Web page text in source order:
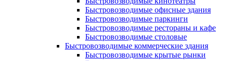
Быстровозводимые офисные здания
Быстровозводимые паркинги
Быстровозводимые рестораны и кафе
Быстровозводимые столовые
Быстровозводимые коммерческие здания
Быстровозводимые крытые рынки